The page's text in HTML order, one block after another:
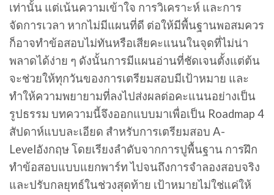
เท่านั้น แต่เน้นความเข้าใจ การวิเคราะห์ และการ
จัดการเวลา หากไม่มีแผนที่ดี ต่อให้มีพื้นฐานพอสมควร
ก็อาจทำข้อสอบไม่ทันหรือเสียคะแนนในจุดที่ไม่น่า
พลาดได้ง่าย ๆ ดังนั้นการมีแผนอ่านที่ชัดเจนตั้งแต่ต้น
จะช่วยให้ทุกวันของการเตรียมสอบมีเป้าหมาย และ
ทำให้ความพยายามที่ลงไปส่งผลต่อคะแนนอย่างเป็น
รูปธรรม บทความนี้จึงออกแบบมาเพื่อเป็น Roadmap 4
สัปดาห์แบบละเอียด สำหรับการเตรียมสอบ A-
Levelอังกฤษ โดยเรียงลำดับจากการปูพื้นฐาน การฝึก
ทำข้อสอบแบบแยกพาร์ท ไปจนถึงการจำลองสอบจริง
และปรับกลยุทธ์ในช่วงสุดท้าย เป้าหมายไม่ใช่แค่ให้